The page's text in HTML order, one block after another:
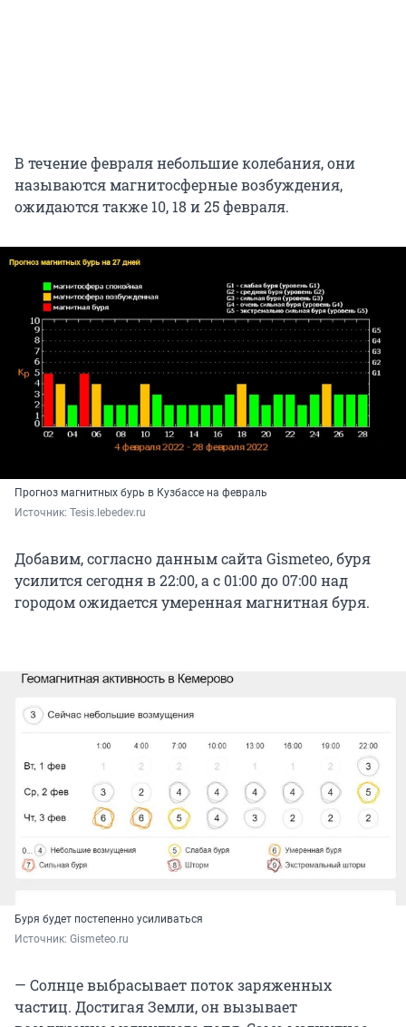
В течение февраля небольшие колебания, они
называются магнитосферные возбуждения,
ожидаются также 10, 18 и 25 февраля.
Прогноз магнитных бурь в Кузбассе на февраль
Источник: Tesis.lebedev.ru
Добавим, согласно данным сайта Gismeteo, буря
усилится сегодня в 22:00, а с 01:00 до 07:00 над
городом ожидается умеренная магнитная буря.
Буря будет постепенно усиливаться
Источник: Gismeteo.ru
— Солнце выбрасывает поток заряженных
частиц. Достигая Земли, он вызывает